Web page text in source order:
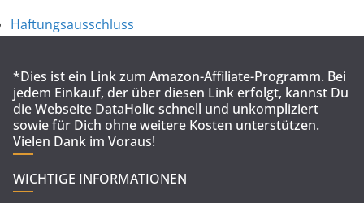
Haftungsausschluss
*Dies ist ein Link zum Amazon-Affiliate-Programm. Bei
jedem Einkauf, der über diesen Link erfolgt, kannst Du
die Webseite DataHolic schnell und unkompliziert
sowie für Dich ohne weitere Kosten unterstützen.
Vielen Dank im Voraus!
WICHTIGE INFORMATIONEN